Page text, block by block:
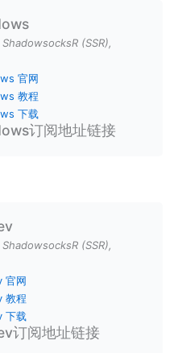
ShadowsocksR (SSR),
官网
教程
下载
订阅地址链接
ShadowsocksR (SSR),
官网
教程
下载
订阅地址链接